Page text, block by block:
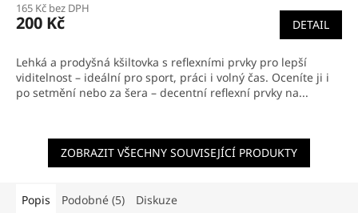
165 Kč bez DPH
200 Kč DETAIL
Lehká a prodyšná kšiltovka s reflexními prvky pro lepší
viditelnost – ideální pro sport, práci i volný čas. Oceníte ji i
po setmění nebo za šera – decentní reflexní prvky na...
ZOBRAZIT VŠECHNY SOUVISEJÍCÍ PRODUKTY
Popis Podobné (5) Diskuze